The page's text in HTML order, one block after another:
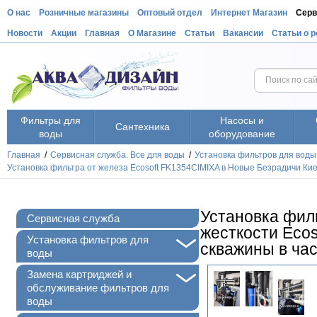
О нас Розничные магазины Оптовый отдел Интернет Магазин
Новости Акции Главная О Магазине Статьи Вакансии Статьи о
Фильтры для
воды
Сантехника
Насосы и
оборудование
Главная / Сервисная служба. Все для воды / Установка фильтров для воды
Установка фильтра от железа Ecosoft FK1354CIMIXA в Новые Безрадичи
Сервисная служба
+
Установка фильтров для
воды
Замена картриджей и
обслуживание фильтров для
воды
Установка
жесткости
скважины в